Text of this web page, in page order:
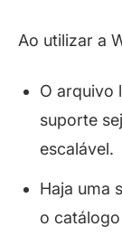
Ao utilizar a
O arquivo
suporte
escalável.
Haja uma
o